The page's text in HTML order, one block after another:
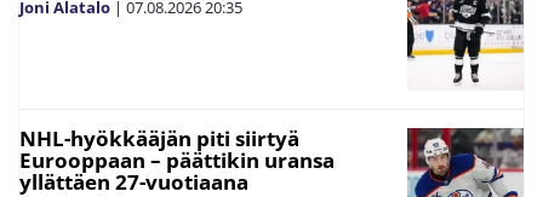
Joni Alatalo | 07.08.202620:35
NHL-hyökkääjän piti siirtyä
Eurooppaan – päättikin uransa
yllättäen 27-vuotiaana